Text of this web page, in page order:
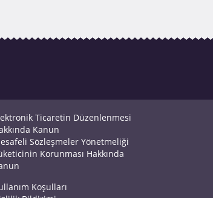
Ticaretin Düzenlenmesi
Kanun
Sözleşmeler Yönetmeliği
Korunması Hakkında
Koşulları